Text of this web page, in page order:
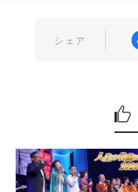
シェア